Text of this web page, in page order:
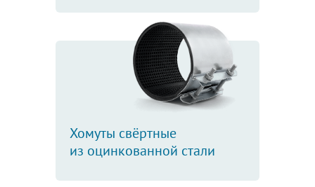
Хомуты свёртные
из оцинкованной стали